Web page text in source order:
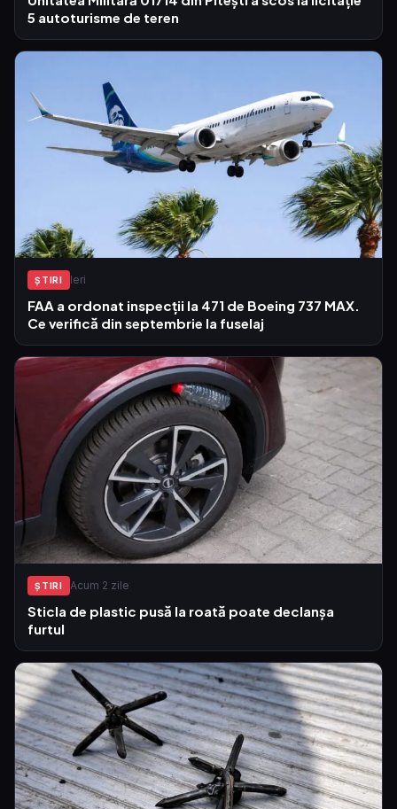
5 autoturisme de teren
ŞTIRI Ieri
FAA a ordonat inspecții la 471 de Boeing 737 MAX.
Ce verifică din septembrie la fuselaj
ŞTIRI Acum 2 zile
Sticla de plastic pusă la roată poate declanșa
furtul